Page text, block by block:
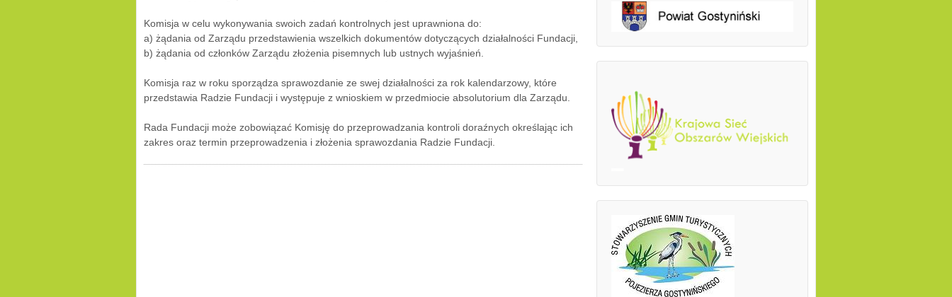
Komisja w celu wykonywania swoich zadań kontrolnych jest uprawniona do:
a) żądania od Zarządu przedstawienia wszelkich dokumentów dotyczących działalności Fundacji,
b) żądania od członków Zarządu złożenia pisemnych lub ustnych wyjaśnień.
Komisja raz w roku sporządza sprawozdanie ze swej działalności za rok kalendarzowy, które
przedstawia Radzie Fundacji i występuje z wnioskiem w przedmiocie absolutorium dla Zarządu.
Rada Fundacji może zobowiązać Komisję do przeprowadzania kontroli doraźnych określając ich
zakres oraz termin przeprowadzenia i złożenia sprawozdania Radzie Fundacji.